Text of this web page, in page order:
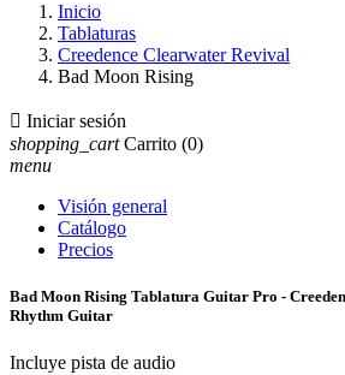
Inicio
Tablaturas
Creedence Clearwater Revival
Bad Moon Rising
 Iniciar sesión
shopping_cart Carrito (0)
menu
Visión general
Catálogo
Precios
Bad Moon Rising Tablatura Guitar Pro -
Rhythm Guitar
Incluye pista de audio